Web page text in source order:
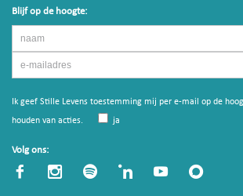
Blijf op de hoogte:
Ik geef Stille Levens toestemming mij per e-mail op de
houden van acties.
ja
Volg ons: